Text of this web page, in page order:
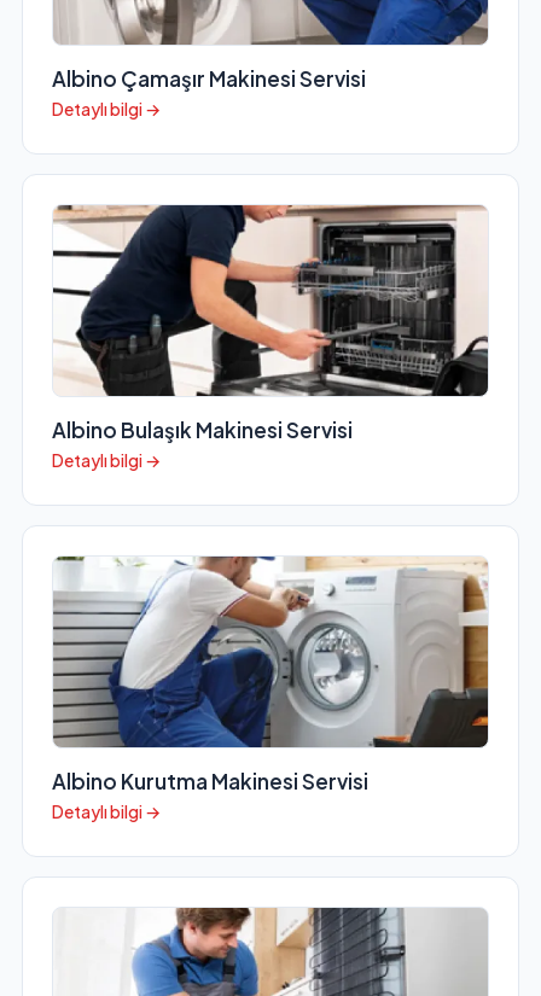
Albino Çamaşır Makinesi Servisi
Detaylı bilgi →
Albino Bulaşık Makinesi Servisi
Detaylı bilgi →
Albino Kurutma Makinesi Servisi
Detaylı bilgi →